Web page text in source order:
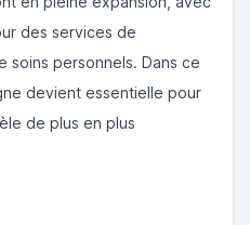
des services de
personnels. Dans ce
devient essentielle pour
de plus en plus